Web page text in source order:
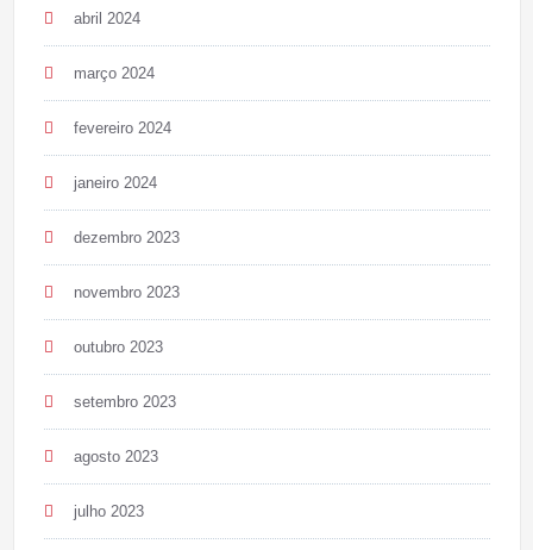
abril 2024
março 2024
fevereiro 2024
janeiro 2024
dezembro 2023
novembro 2023
outubro 2023
setembro 2023
agosto 2023
julho 2023